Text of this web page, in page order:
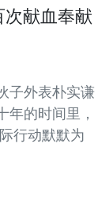
献血奉献
子外表朴实谦
年的时间里，
行动默默为